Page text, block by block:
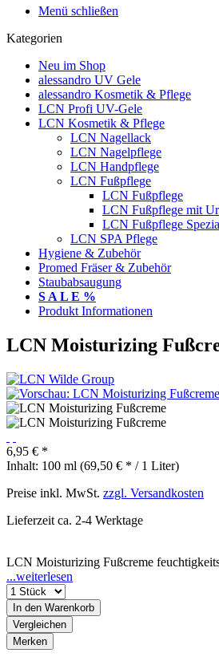
Menü schließen
Kategorien
Neu im Shop
alessandro UV Gele
alessandro Kosmetik & Pflege
LCN Profi UV-Gele
LCN Kosmetik & Pflege
LCN Nagellack
LCN Nagelpflege
LCN Handpflege
LCN Fußpflege
LCN Fußpflege
LCN Fußpflege mit
LCN Fußpflege
LCN SPA Pflege
Hygiene & Zubehör
Promed Fräser & Zubehör
Staubabsaugung
S A L E %
Produkt Informationen
LCN Moisturizing
6,95 € *
Inhalt: 100 ml (69,50 € * / 1 Liter)
Preise inkl. MwSt. zzgl. Versandkosten
Lieferzeit ca. 2-4 Werktage
LCN Moisturizing Fußcreme
...weiterlesen
In den Warenkorb
Vergleichen
Merken